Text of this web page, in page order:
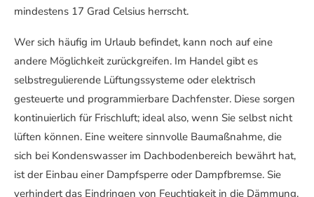
mindestens 17 Grad Celsius herrscht.
Wer sich häufig im Urlaub befindet, kann noch auf eine
andere Möglichkeit zurückgreifen. Im Handel gibt es
selbstregulierende Lüftungssysteme oder elektrisch
gesteuerte und programmierbare Dachfenster. Diese sorgen
kontinuierlich für Frischluft; ideal also, wenn Sie selbst nicht
lüften können. Eine weitere sinnvolle Baumaßnahme, die
sich bei Kondenswasser im Dachbodenbereich bewährt hat,
ist der Einbau einer Dampfsperre oder Dampfbremse. Sie
verhindert das Eindringen von Feuchtigkeit in die Dämmung.